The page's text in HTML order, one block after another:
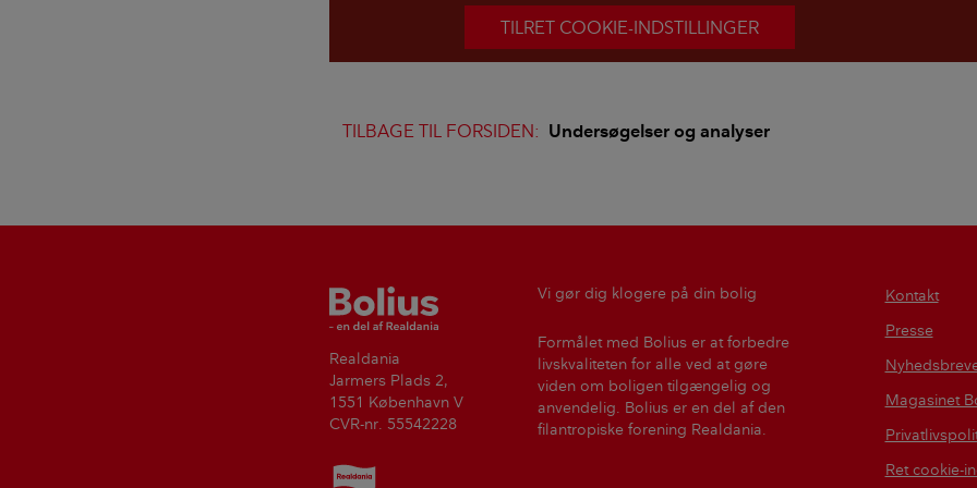
TILRET COOKIE-INDSTILLINGER
TILBAGE TIL FORSIDEN: Undersøgelser og analyser
Bolius
Realdania
Jarmers Plads 2,
1551 København V
CVR-nr. 55542228
Realdania
Vi gør dig klogere på din bolig
Formålet med Bolius er at forbedre
livskvaliteten for alle ved at gøre
viden om boligen tilgængelig og
anvendelig. Bolius er en del af den
filantropiske forening Realdania.
Kontakt
Presse
Magasinet
Ret cookie-